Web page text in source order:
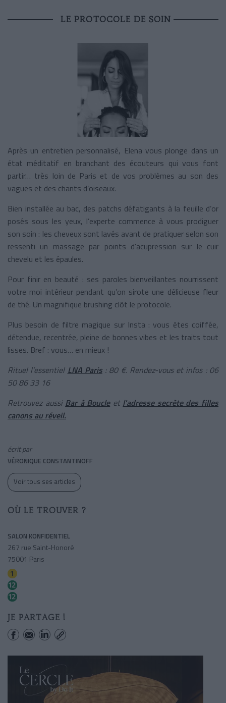
LE PROTOCOLE DE SOIN
Après un entretien personnalisé, Elena vous plonge dans un
état méditatif en branchant des écouteurs qui vous font
partir… très loin de Paris et de vos problèmes au son des
vagues et des chants d’oiseaux.
Bien installée au bac, des patchs défatigants à la feuille d’or
posés sous les yeux, l’experte commence à vous prodiguer
son soin : les cheveux sont lavés avant de pratiquer selon son
ressenti un massage par points d'acupression sur le cuir
chevelu et les épaules.
Pour finir en beauté : ses paroles bienveillantes nourrissent
votre moi intérieur pendant qu’on sirote une délicieuse fleur
de thé. Un magnifique brushing clôt le protocole.
Plus besoin de filtre magique sur Insta : vous êtes coiffée,
détendue, recentrée, pleine de bonnes vibes et les traits tout
lisses. Bref : vous… en mieux !
Rituel l’essentiel LNA Paris: 80 €. Rendez-vous et infos : 06
50 86 33 16
Retrouvez aussi Bar à Boucleet l'adresse secrète des filles
canons au réveil.
écrit par
VÉRONIQUE CONSTANTINOFF
Voir tous ses articles
OÙ LE TROUVER ?
SALON KONFIDENTIEL
267 rue Saint-Honoré
75001 Paris
JE PARTAGE !